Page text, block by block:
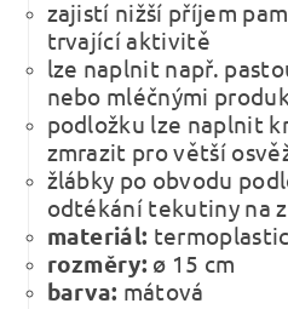
zajistí nižší příjem
trvající aktivitě
lze naplnit např.
nebo mléčnými
podložku lze naplnit
zmrazit pro větší
žlábky po obvodu
odtékání tekutiny na
materiál:
rozměry: ø 15 cm
barva: mátová